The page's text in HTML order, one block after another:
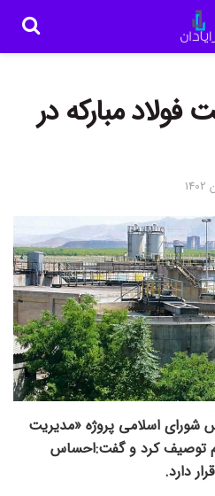
مبارکه در
اسلامی پروژه «مدیریت
توصیف کرد و گفت:احساس
دارد.